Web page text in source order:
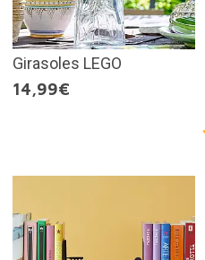
Girasoles LEGO
14,99€